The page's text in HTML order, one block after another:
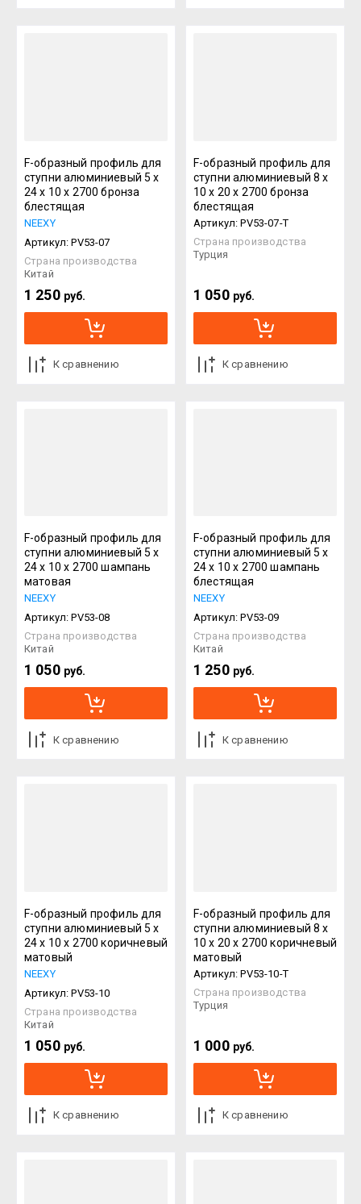
F-образный профиль для
ступни алюминиевый 5 х
24 х 10 х 2700 бронза
блестящая
NEEXY
Артикул: PV53-07
Страна производства
Китай
1 250 руб.
К сравнению
F-образный профиль для
ступни алюминиевый 8 х
10 х 20 х 2700 бронза
блестящая
Артикул: PV53-07-T
Страна производства
Турция
1 050 руб.
К сравнению
F-образный профиль для
ступни алюминиевый 5 х
24 х 10 х 2700 шампань
матовая
NEEXY
Артикул: PV53-08
Страна производства
Китай
1 050 руб.
К сравнению
F-образный профиль для
ступни алюминиевый 5 х
24 х 10 х 2700 шампань
блестящая
NEEXY
Артикул: PV53-09
Страна производства
Китай
1 250 руб.
К сравнению
F-образный профиль для
ступни алюминиевый 5 х
24 х 10 х 2700 коричневый
матовый
NEEXY
Артикул: PV53-10
Страна производства
Китай
1 050 руб.
К сравнению
F-образный профиль для
ступни алюминиевый 8 х
10 х 20 х 2700 коричневый
матовый
Артикул: PV53-10-T
Страна производства
Турция
1 000 руб.
К сравнению